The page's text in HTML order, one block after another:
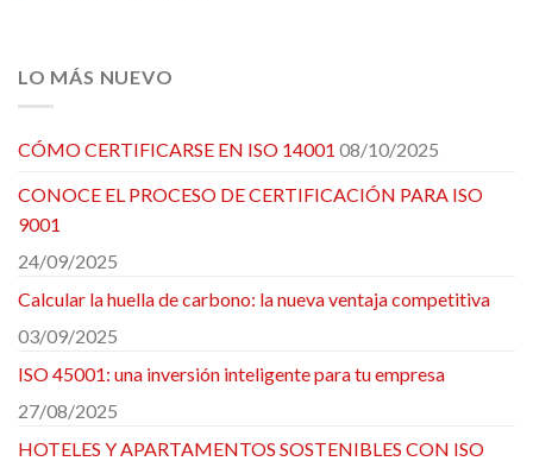
LO MÁS NUEVO
CÓMO CERTIFICARSE EN ISO 14001 08/10/2025
CONOCE EL PROCESO DE CERTIFICACIÓN PARA ISO
9001
24/09/2025
Calcular la huella de carbono: la nueva ventaja competitiva
03/09/2025
ISO 45001: una inversión inteligente para tu empresa
27/08/2025
HOTELES Y APARTAMENTOS SOSTENIBLES CON ISO